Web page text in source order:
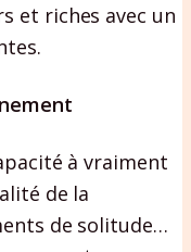
et riches avec un
à vraiment
de la
de solitude…